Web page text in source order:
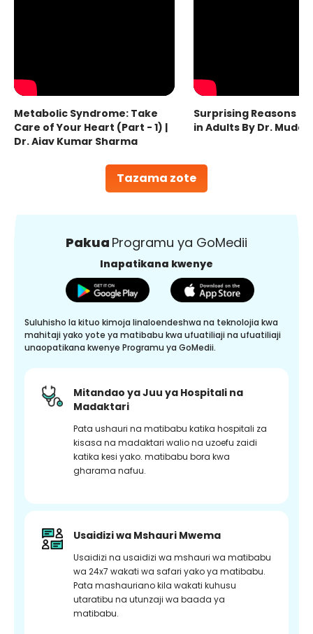
Tazama zote
Metabolic Syndrome: Take
Care of Your Heart (Part - 1) |
Dr. Ajay Kumar Sharma
Surprising Reasons
in Adults By Dr.
Pakua Programu ya GoMedii
Inapatikana kwenye
Suluhisho la kituo kimoja linaloendeshwa na teknolojia kwa
mahitaji yako yote ya matibabu kwa ufuatiliaji na ufuatiliaji
unaopatikana kwenye Programu ya GoMedii.
Mitandao ya Juu ya Hospitali na
Madaktari
Pata ushauri na matibabu katika hospitali za
kisasa na madaktari walio na uzoefu zaidi
katika kesi yako. matibabu bora kwa
gharama nafuu.
Usaidizi wa Mshauri Mwema
Usaidizi na usaidizi wa mshauri wa matibabu
wa 24x7 wakati wa safari yako ya matibabu.
Pata mashauriano kila wakati kuhusu
utaratibu na utunzaji wa baada ya
matibabu.